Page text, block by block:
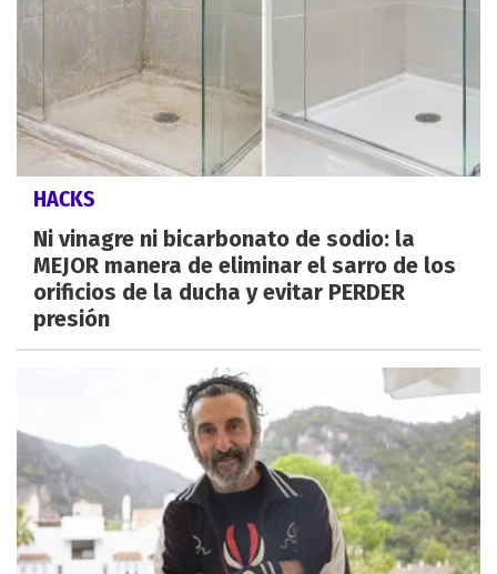
HACKS
Ni vinagre ni bicarbonato de sodio: la
MEJOR manera de eliminar el sarro de los
orificios de la ducha y evitar PERDER
presión